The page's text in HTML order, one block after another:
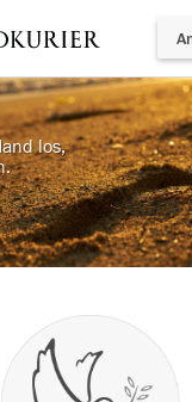
los,